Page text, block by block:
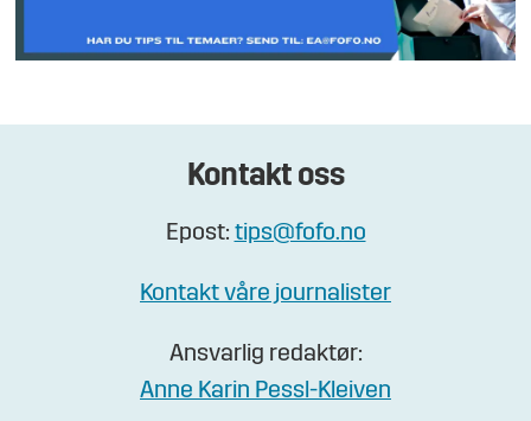
Kontakt oss
Epost: tips@fofo.no
Kontakt våre journalister
Ansvarlig redaktør:
Anne Karin Pessl-Kleiven